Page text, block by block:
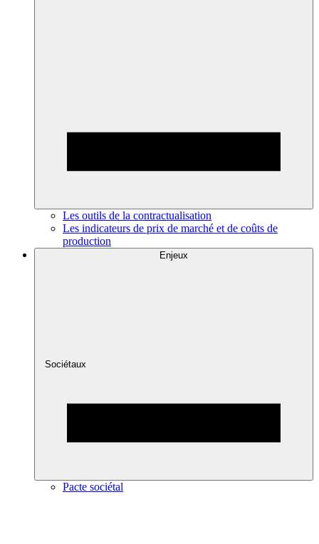
Les outils de la contractualisation
Les indicateurs de prix de marché et de coûts de
production
Enjeux
Sociétaux
Pacte sociétal